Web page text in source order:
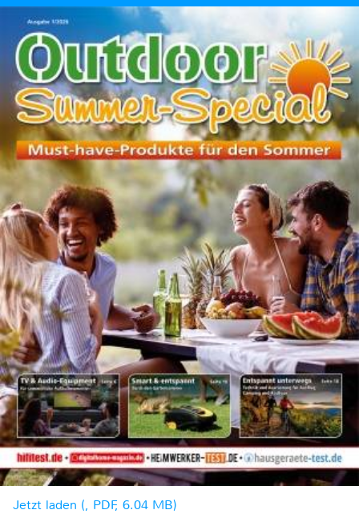
Jetzt laden (, PDF, 6.04 MB)